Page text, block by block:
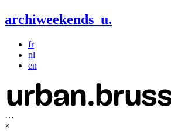
archiweekends u.
fr
nl
en
…
×